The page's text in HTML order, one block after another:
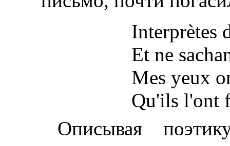
Interprètes
Et ne
Mes yeux
Qu'ils l'ont
Описывая